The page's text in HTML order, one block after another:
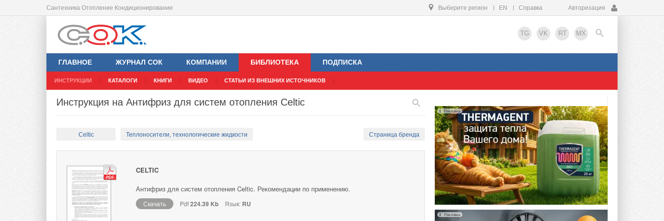
Сантехника Отопление Кондиционирование Выберите регион EN Справка Авторизация
TG VK RT MX
ГЛАВНОЕ ЖУРНАЛ СОК КОМПАНИИ БИБЛИОТЕКА
ИНСТРУКЦИИ КАТАЛОГИ КНИГИ ВИДЕО СТАТЬИ ИЗ ВНЕШНИХ ИСТОЧНИКОВ
ПОДПИСКА
EN
Инструкция на Антифриз для систем отопления Celtic
Celtic Теплоносители, технологические жидкости Страница бренда
CELTIC
Антифриз для систем отопления Celtic. Рекомендации по применению.
Скачать Pdf224.39 Kb Язык: RU
Реклама
Реклама